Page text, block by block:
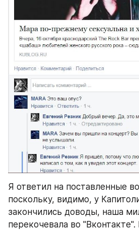
Я ответил на поставленные
поскольку, видимо, у
закончились доводы, наша
перекочевала во "Вконтакте".